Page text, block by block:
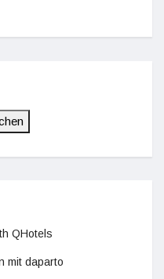
QHotels
mit daparto